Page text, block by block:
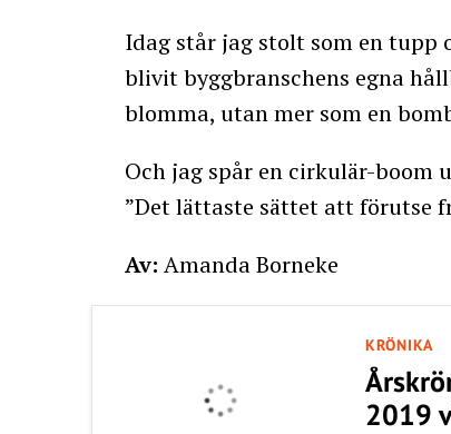
Idag står jag stolt som en tupp
blivit byggbranschens egna
blomma, utan mer som en
Och jag spår en cirkulär-boom
”Det lättaste sättet att förutse
Av: Amanda Borneke
KRÖNIKA
2019